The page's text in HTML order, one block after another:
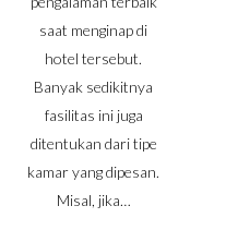
saat menginap di
hotel tersebut.
Banyak sedikitnya
fasilitas ini juga
ditentukan dari tipe
kamar yang dipesan.
Misal, jika…